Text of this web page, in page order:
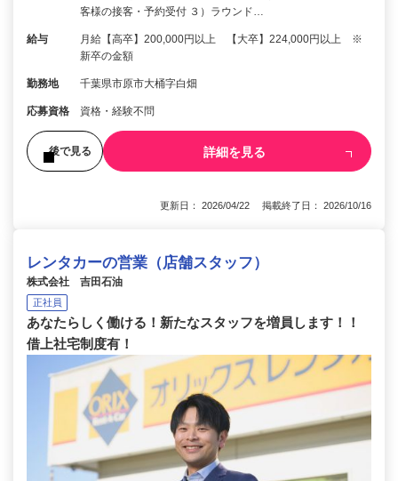
客様の接客・予約受付 ３）ラウンド…
給与
月給【高卒】200,000円以上 【大卒】224,000円以上 ※
新卒の金額
勤務地 千葉県市原市大桶字白畑
応募資格 資格・経験不問
後で見る 詳細を見る
更新日： 2026/04/22 掲載終了日： 2026/10/16
レンタカーの営業（店舗スタッフ）
株式会社 吉田石油
正社員
あなたらしく働ける！新たなスタッフを増員します！！
借上社宅制度有！